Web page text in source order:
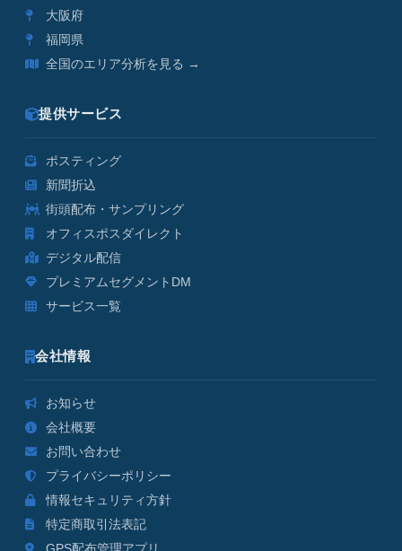
大阪府
福岡県
全国のエリア分析を見る →
提供サービス
ポスティング
新聞折込
街頭配布・サンプリング
オフィスポスダイレクト
デジタル配信
プレミアムセグメントDM
サービス一覧
会社情報
お知らせ
会社概要
お問い合わせ
プライバシーポリシー
情報セキュリティ方針
特定商取引法表記